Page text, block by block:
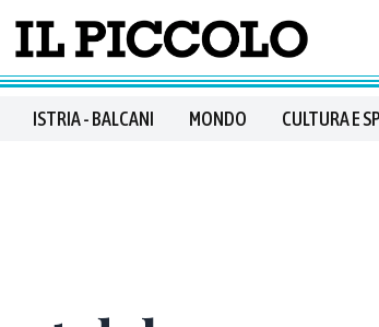
ISTRIA - BALCANI MONDO CULTURA E